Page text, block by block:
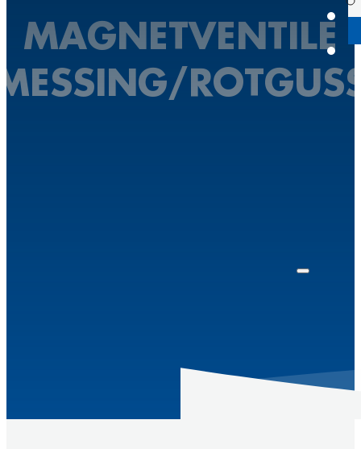
MAGNETVENTILE